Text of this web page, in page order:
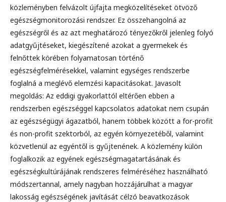
közleményben felvázolt újfajta megközelítéseket ötvöző
egészségmonitorozási rendszer. Ez összehangolná az
egészségről és az azt meghatározó tényezőkről jelenleg folyó
adatgyűjtéseket, kiegészítené azokat a gyermekek és
felnőttek körében folyamatosan történő
egészségfelmérésekkel, valamint egységes rendszerbe
foglalná a meglévő elemzési kapacitásokat. Javasolt
megoldás: Az eddigi gyakorlattól eltérően ebben a
rendszerben egészséggel kapcsolatos adatokat nem csupán
az egészségügyi ágazatból, hanem többek között a for-profit
és non-profit szektorból, az egyén környezetéből, valamint
közvetlenül az egyéntől is gyűjtenének. A közlemény külön
foglalkozik az egyének egészségmagatartásának és
egészségkultúrájának rendszeres felméréséhez használható
módszertannal, amely nagyban hozzájárulhat a magyar
lakosság egészségének javítását célzó beavatkozások